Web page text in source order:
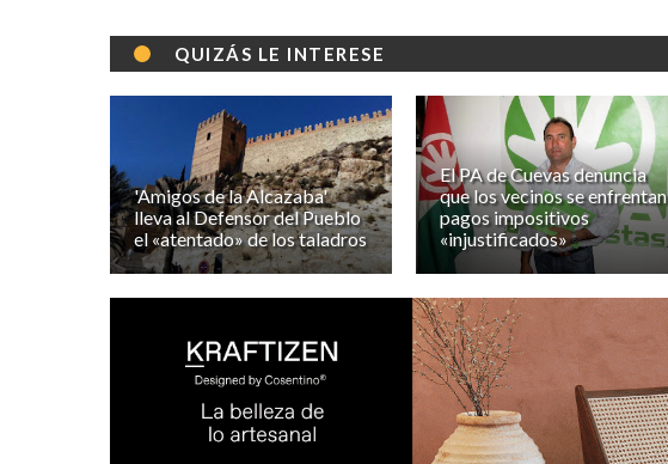
QUIZÁS LE INTERESE
'Amigos de la Alcazaba'
lleva al Defensor del Pueblo
el «atentado» de los taladros
El PA de Cuevas denuncia
que los vecinos se enfrentan
pagos impositivos
«injustificados»